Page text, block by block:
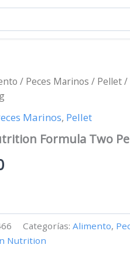
/ Peces Marinos / Pellet/
Marinos, Pellet
Formula Two
Categorías: Alimento,
Nutrition